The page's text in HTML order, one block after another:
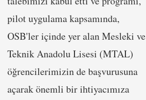
pilot uygulama kapsamında,
OSB'ler içinde yer alan Mesleki ve
Teknik Anadolu Lisesi (MTAL)
öğrencilerimizin de başvurusuna
açarak önemli bir ihtiyacımıza